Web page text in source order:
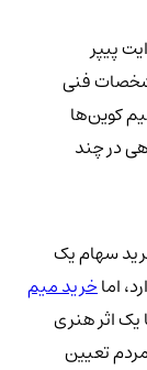
پیپر
فنی
کوین‌ها
در چند
سهام یک
اماخرید میم
اثر هنری
تعیین